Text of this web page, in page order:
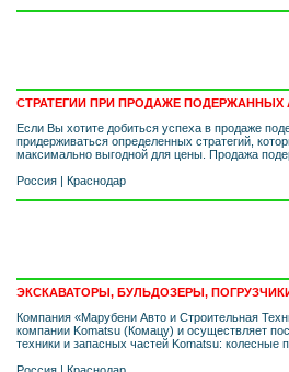
СТРАТЕГИИ ПРИ ПРОДАЖЕ ПОДЕРЖАННЫХ
Если Вы хотите добиться успеха в продаже
придерживаться определенных стратегий,
максимально выгодной для цены. Продажа
Россия
Краснодар
ЭКСКАВАТОРЫ, БУЛЬДОЗЕРЫ, ПОГРУЗЧИКИ
Компания «Марубени Авто и Строительная
компании Komatsu (Комацу) и осуществляет
техники и запасных частей Komatsu: колесные